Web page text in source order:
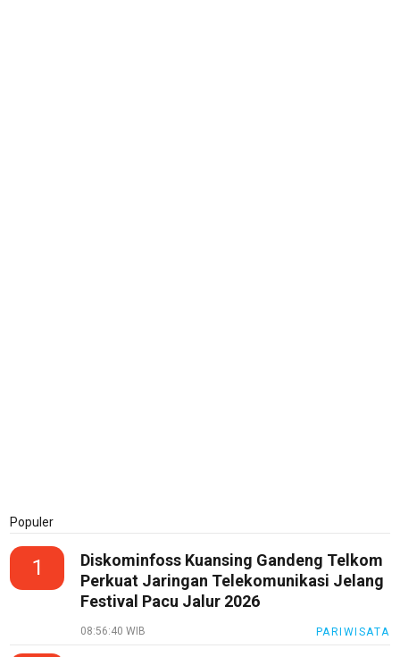
Populer
1
Diskominfoss Kuansing Gandeng Telkom
Perkuat Jaringan Telekomunikasi Jelang
Festival Pacu Jalur 2026
08:56:40 WIB PARIWISATA